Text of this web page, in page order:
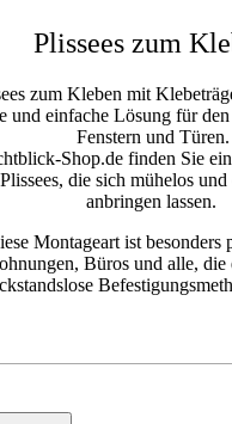
Plissees zum
zum Kleben mit
und einfache Lösung für
Fenstern und Türen.
Shop.de finden Sie
die sich mühelos
anbringen lassen.
Montageart ist besonders
Büros und alle, die